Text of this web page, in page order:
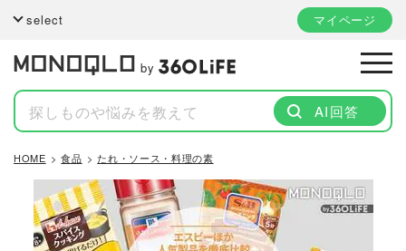
select マイページ
by
AI回答
HOME 食品 たれ・ソース・料理の素